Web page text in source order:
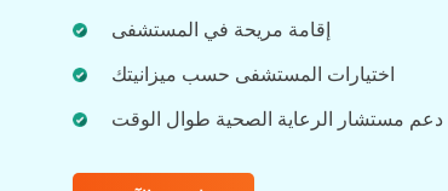
إقامة مريحة في المستشفى
اختيارات المستشفى حسب ميزانيتك
دعم مستشار الرعاية الصحية طوال الوقت